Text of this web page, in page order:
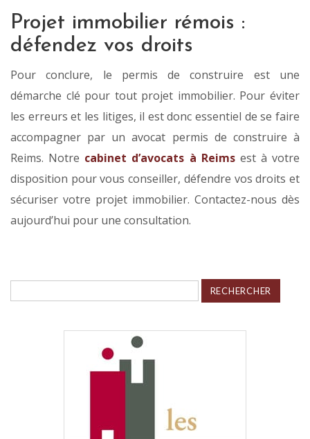
Projet immobilier rémois :
défendez vos droits
Pour conclure, le permis de construire est une
démarche clé pour tout projet immobilier. Pour éviter
les erreurs et les litiges, il est donc essentiel de se faire
accompagner par un avocat permis de construire à
Reims. Notre cabinet d’avocats à Reimsest à votre
disposition pour vous conseiller, défendre vos droits et
sécuriser votre projet immobilier. Contactez-nous dès
aujourd’hui pour une consultation.
Rechercher :